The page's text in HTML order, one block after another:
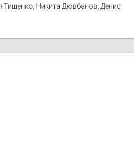
Тищенко, Никита Дювбанов, Денис